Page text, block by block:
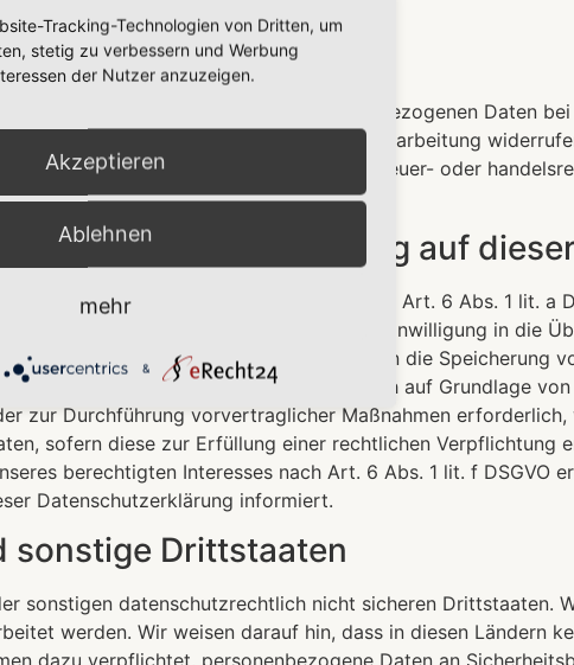
wurde, verbleiben Ihre personenbezogenen Daten
oder eine Einwilligung zur Datenverarbeitung
Daten haben (z. B. steuer- oder
der Datenverarbeitung auf
Daten auf Grundlage von Art. 6 Abs. 1 lit. a
werden. Im Falle einer ausdrücklichen Einwilligung in die
Art. 49 Abs. 1 lit. a DSGVO. Sofern Sie in die Speicherung
erfolgt die Datenverarbeitung zusätzlich auf Grundlage von
zur Durchführung vorvertraglicher Maßnahmen
sofern diese zur Erfüllung einer rechtlichen Verpflichtung
berechtigten Interesses nach Art. 6 Abs. 1 lit. f DSGVO
Datenschutzerklärung informiert.
sonstige Drittstaaten
sonstigen datenschutzrechtlich nicht sicheren Drittstaaten.
werden. Wir weisen darauf hin, dass in diesen Ländern
Tracking-Technologien von Dritten, um
stetig zu verbessern und Werbung
der Nutzer anzuzeigen.
Akzeptieren
Ablehnen
mehr
&